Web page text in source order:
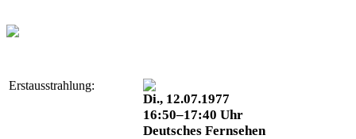
Erstausstrahlung:
Di., 12.07.1977
16:50–17:40 Uhr
Deutsches Fernsehen